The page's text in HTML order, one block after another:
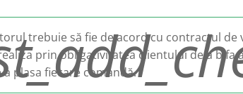
trebuie să fie de acord cu contractul de
prin obligativitatea clientului de a bifa
plasa fiecare comandă.